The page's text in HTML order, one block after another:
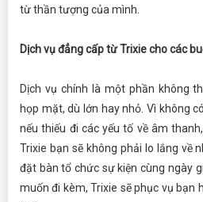
từ thần tượng của mình.
Dịch vụ đẳng cấp từ Trixie cho các
Dịch vụ chính là một phần không
họp mặt, dù lớn hay nhỏ. Vì không
nếu thiếu đi các yếu tố về âm
Trixie bạn sẽ không phải lo lắng về
đặt bàn tổ chức sự kiện cùng ngày
muốn đi kèm, Trixie sẽ phục vụ bạn